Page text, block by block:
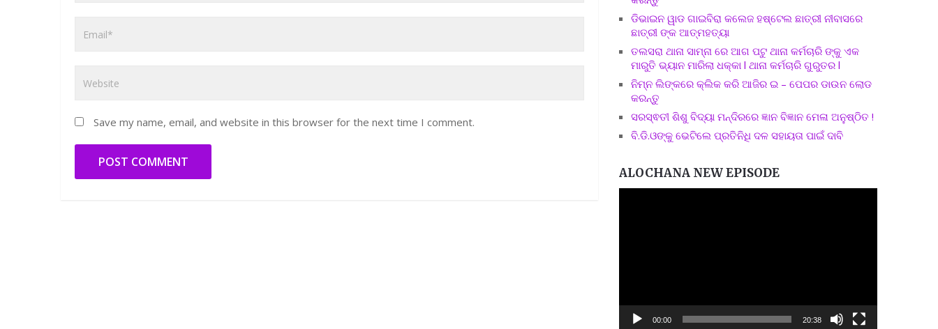
Save my name, email, and website in this browser for the next time I comment.
ଡିଭାଇନ ୱାଡ ଗାଇବିରା କଲେଜ ହଷ୍ଟେଲ ଛାତ୍ରୀ ନୀବାସରେ
ଛାତ୍ରୀ ଙ୍କ ଆତ୍ମହତ୍ୟା
ତଲସରା ଥାନା ସାମ୍ନା ରେ ଆଗ ପଟୁ ଥାନା କର୍ମଚାରି ଙ୍କୁ ଏକ
ମାରୁତି ଭ୍ୟାନ ମାରିଲା ଧକ୍କା l ଥାନା କର୍ମଚାରି ଗୁରୁତର l
ନିମ୍ନ ଲିଙ୍କରେ କ୍ଲିକ କରି ଆଜିର ଇ – ପେପର ଡାଉନ ଲୋଡ
କରନ୍ତୁ
ସରସ୍ଵତୀ ଶିଶୁ ବିଦ୍ୟା ମନ୍ଦିରରେ ଜ୍ଞାନ ବିଜ୍ଞାନ ମେଳା ଅନୁଷ୍ଠିତ !
ବି.ଡି.ଓଙ୍କୁ ଭେଟିଲେ ପ୍ରତିନିଧି ଦଳ ସହାୟତା ପାଇଁ ଦାବି
ALOCHANA NEW EPISODE
00:00 20:38